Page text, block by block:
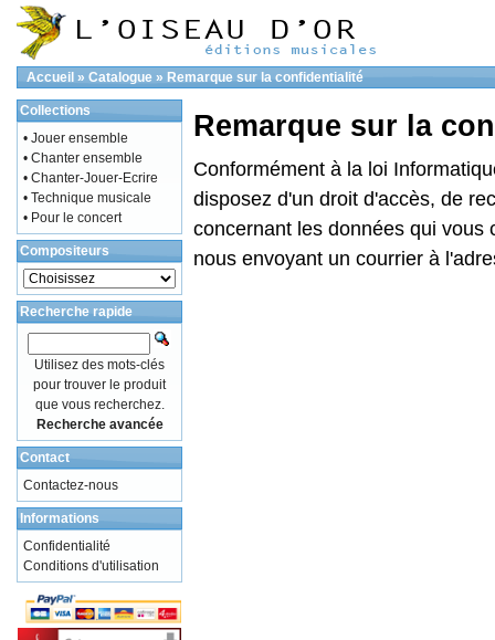
Accueil » Catalogue » Remarque sur la confidentialité
Remarque sur la
Conformément à la loi
disposez d'un droit d'accès, de
concernant les données qui vous
nous envoyant un courrier à
Collections
• Jouer ensemble
• Chanter ensemble
• Chanter-Jouer-Ecrire
• Technique musicale
• Pour le concert
Compositeurs
Recherche rapide
Utilisez des mots-clés
pour trouver le produit
que vous recherchez.
Recherche avancée
Contact
Contactez-nous
Informations
Confidentialité
Conditions d'utilisation